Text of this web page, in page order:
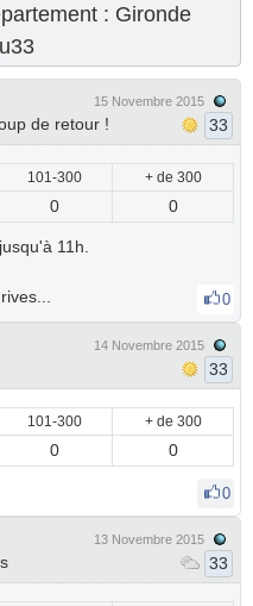
: Gironde
de retour !
15 Novembre 2015
33
101-300 + de 300
0 0
11h.
0
14 Novembre 2015
33
101-300 + de 300
0 0
0
13 Novembre 2015
33